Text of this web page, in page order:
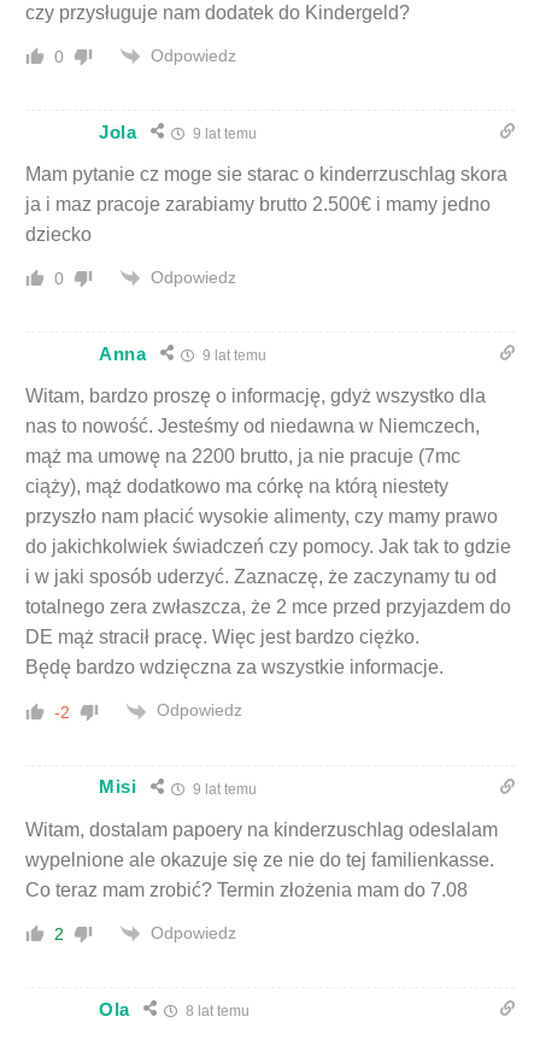
czy przysługuje nam dodatek do Kindergeld?
0 Odpowiedz
Jola 9 lat temu
Mam pytanie cz moge sie starac o kinderrzuschlag skora
ja i maz pracoje zarabiamy brutto 2.500€ i mamy jedno
dziecko
0 Odpowiedz
Anna 9 lat temu
Witam, bardzo proszę o informację, gdyż wszystko dla
nas to nowość. Jesteśmy od niedawna w Niemczech,
mąż ma umowę na 2200 brutto, ja nie pracuje (7mc
ciąży), mąż dodatkowo ma córkę na którą niestety
przyszło nam płacić wysokie alimenty, czy mamy prawo
do jakichkolwiek świadczeń czy pomocy. Jak tak to gdzie
i w jaki sposób uderzyć. Zaznaczę, że zaczynamy tu od
totalnego zera zwłaszcza, że 2 mce przed przyjazdem do
DE mąż stracił pracę. Więc jest bardzo ciężko.
Będę bardzo wdzięczna za wszystkie informacje.
-2 Odpowiedz
Misi 9 lat temu
Witam, dostalam papoery na kinderzuschlag odeslalam
wypelnione ale okazuje się ze nie do tej familienkasse.
Co teraz mam zrobić? Termin złożenia mam do 7.08
2 Odpowiedz
Ola 8 lat temu